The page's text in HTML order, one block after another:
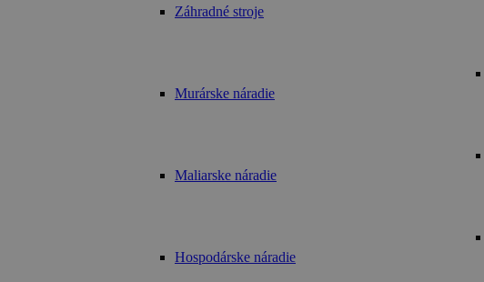
Záhradné stroje
Murárske náradie
Maliarske náradie
Hospodárske náradie